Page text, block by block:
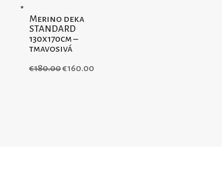
Merino deka
STANDARD
130x170cm –
tmavosivá
€180.00€160.00